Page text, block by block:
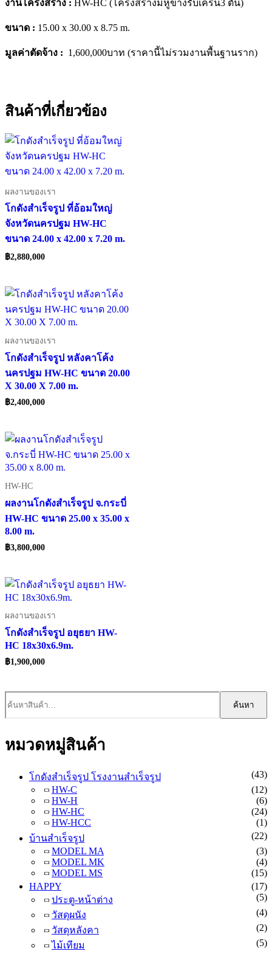
งานโครงสร้าง : HW-HC (โครงสร้างมีหูข้างรับเครน3 ตัน)
ขนาด : 15.00 x 30.00 x 8.75 m.
มูลค่าตัดจ้าง : 1,600,000บาท (ราคานี้ไม่รวมงานพื้นฐานราก)
สินค้าที่เกี่ยวข้อง
ผลงานของเรา
โกดังสำเร็จรูป ที่อ้อมใหญ่
จังหวัดนครปฐม HW-HC
ขนาด 24.00 x 42.00 x 7.20 m.
฿2,880,000
ผลงานของเรา
โกดังสำเร็จรูป หลังคาโค้ง
นครปฐม HW-HC ขนาด 20.00
X 30.00 X 7.00 m.
฿2,400,000
HW-HC
ผลงานโกดังสำเร็จรูป จ.กระบี่
HW-HC ขนาด 25.00 x 35.00 x
8.00 m.
฿3,800,000
ผลงานของเรา
โกดังสำเร็จรูป อยุธยา HW-
HC 18x30x6.9m.
฿1,900,000
ค้นหา:
ค้นหา
หมวดหมู่สินค้า
โกดังสำเร็จรูป โรงงานสำเร็จรูป
(43)
HW-C
(12)
HW-H
(6)
HW-HC
(24)
HW-HCC
(1)
บ้านสำเร็จรูป
(22)
MODEL MA
(3)
MODEL MK
(4)
MODEL MS
(15)
HAPPY
(17)
ประตู-หน้าต่าง
(5)
วัสดุผนัง
(4)
วัสดุหลังคา
(2)
ไม้เทียม
(5)